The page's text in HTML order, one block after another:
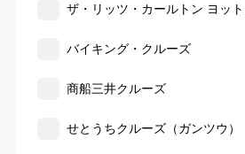
ザ・リッツ・カールトン ヨッ
バイキング・クルーズ
商船三井クルーズ
せとうちクルーズ（ガンツウ）